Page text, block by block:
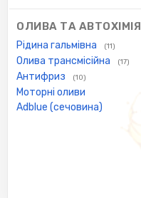
ОЛИВА ТА АВТОХІМІЯ
Рідина гальмівна (11)
Олива трансмісійна (17)
Антифриз (10)
Моторні оливи
Adblue (сечовина)